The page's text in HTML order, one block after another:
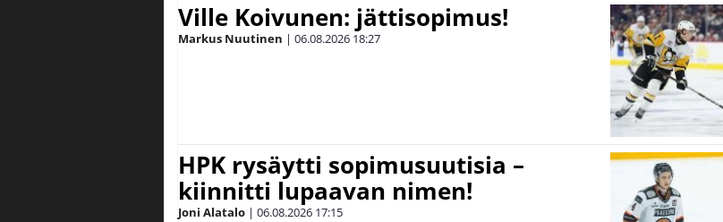
Ville Koivunen: jättisopimus!
Markus Nuutinen | 06.08.2026 18:27
HPK rysäytti sopimusuutisia –
kiinnitti lupaavan nimen!
Joni Alatalo | 06.08.2026 17:15